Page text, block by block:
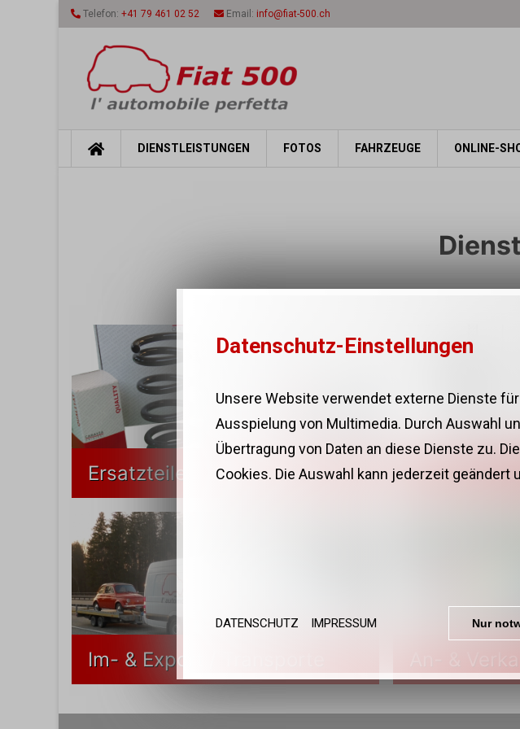
Telefon: +41 79 461 02 52 Email: info@fiat-500.ch
DIENSTLEISTUNGEN FOTOS FAHRZEUGE ONLINE-
Ersatzteile
Im- & Export / Transporte
Datenschutz-Einstellungen
Unsere Website verwendet externe Dienste
Ausspielung von Multimedia. Durch Auswahl
Übertragung von Daten an diese Dienste zu.
Cookies. Die Auswahl kann jederzeit geändert
Nur
DATENSCHUTZ IMPRESSUM